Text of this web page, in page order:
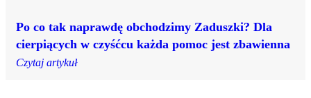
Po co tak naprawdę obchodzimy Zaduszki? Dla
cierpiących w czyśćcu każda pomoc jest zbawienna
Czytaj artykuł